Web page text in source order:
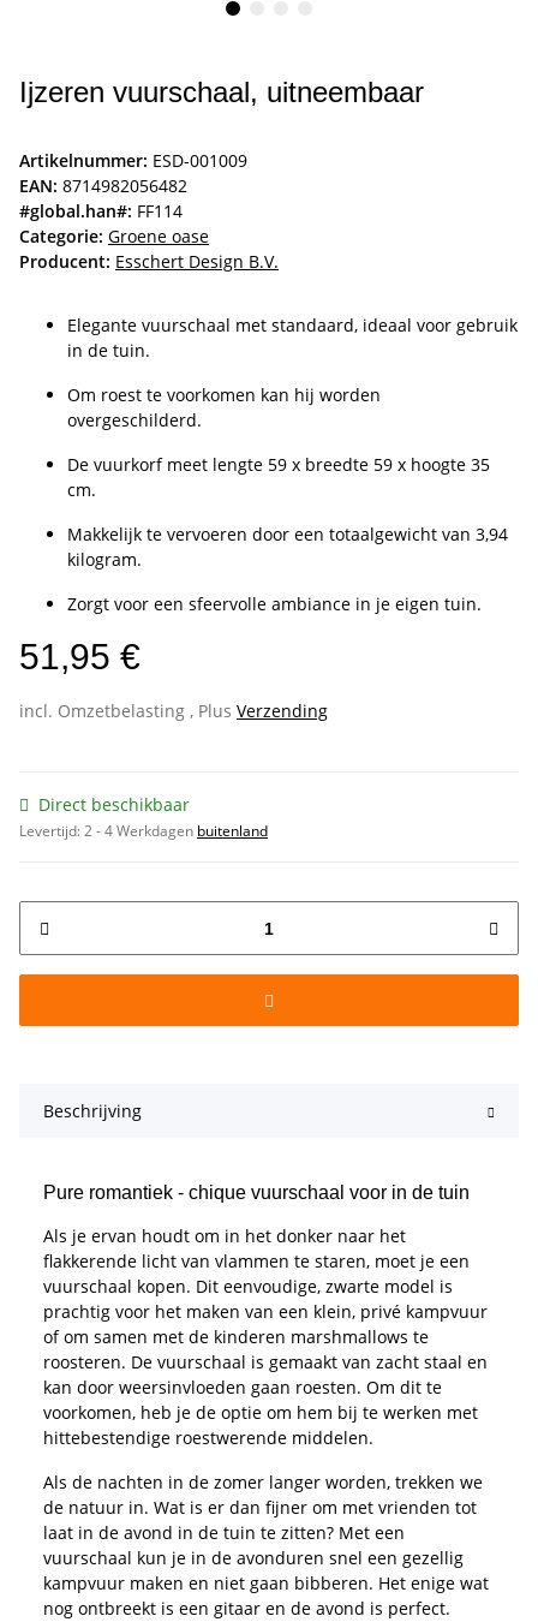
Ijzeren vuurschaal, uitneembaar
Artikelnummer: ESD-001009
EAN: 8714982056482
#global.han#: FF114
Categorie: Groene oase
Producent: Esschert Design B.V.
Elegante vuurschaal met standaard, ideaal voor gebruik
in de tuin.
Om roest te voorkomen kan hij worden
overgeschilderd.
De vuurkorf meet lengte 59 x breedte 59 x hoogte 35
cm.
Makkelijk te vervoeren door een totaalgewicht van 3,94
kilogram.
Zorgt voor een sfeervolle ambiance in je eigen tuin.
51,95 €
incl. Omzetbelasting , Plus Verzending
Direct beschikbaar
Levertijd:2 - 4 Werkdagen buitenland
Beschrijving
Pure romantiek - chique vuurschaal voor in de tuin
Als je ervan houdt om in het donker naar het
flakkerende licht van vlammen te staren, moet je een
vuurschaal kopen. Dit eenvoudige, zwarte model is
prachtig voor het maken van een klein, privé kampvuur
of om samen met de kinderen marshmallows te
roosteren. De vuurschaal is gemaakt van zacht staal en
kan door weersinvloeden gaan roesten. Om dit te
voorkomen, heb je de optie om hem bij te werken met
hittebestendige roestwerende middelen.
Als de nachten in de zomer langer worden, trekken we
de natuur in. Wat is er dan fijner om met vrienden tot
laat in de avond in de tuin te zitten? Met een
vuurschaal kun je in de avonduren snel een gezellig
kampvuur maken en niet gaan bibberen. Het enige wat
nog ontbreekt is een gitaar en de avond is perfect.